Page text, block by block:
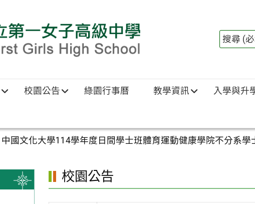
校園公告 綠園行事曆 教學資訊 入學與升
中國文化大學114學年度日間學士班體育運動健康學院不分系學
校園公告